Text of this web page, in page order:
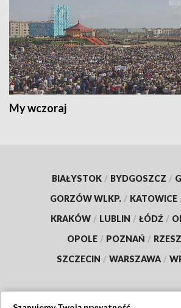
My wczoraj
BIAŁYSTOK / BYDGOSZCZ /
GORZÓW WLKP. / KATOWICE
KRAKÓW / LUBLIN / ŁÓDŹ /
OPOLE / POZNAŃ /
SZCZECIN / WARSZAWA /